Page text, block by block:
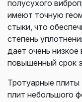
полусухого
имеют точную
стыки, что
степень
дает очень
повышенный срок
Тротуарные плиты
плит небольшого